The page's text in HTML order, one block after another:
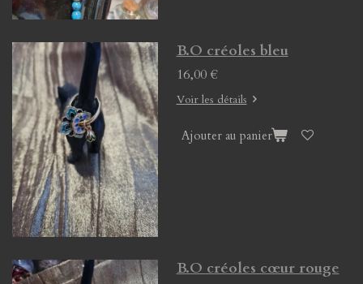
B.O créoles bleu
16,00 €
Voir les détails
Ajouter au panier
B.O créoles cœur rouge